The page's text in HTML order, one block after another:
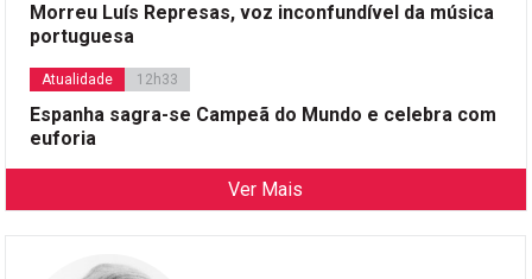
Morreu Luís Represas, voz inconfundível da música
portuguesa
Atualidade 12h33
Espanha sagra-se Campeã do Mundo e celebra com
euforia
Ver Mais